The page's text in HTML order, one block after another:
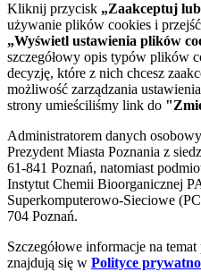
Kliknij przycisk „Zaakceptuj
używanie plików cookies i
„Wyświetl ustawienia plików
szczegółowy opis typów plików
decyzję, które z nich chcesz
możliwość zarządzania
strony umieściliśmy link do
Administratorem danych
Prezydent Miasta Poznania z
61-841 Poznań, natomiast
Instytut Chemii Bioorganicznej
Superkomputerowo-Sieciowe
704 Poznań.
Szczegółowe informacje na
znajdują się w Polityce